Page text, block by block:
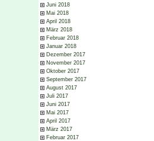
Juni 2018
Mai 2018
April 2018
März 2018
Februar 2018
Januar 2018
Dezember 2017
November 2017
Oktober 2017
September 2017
August 2017
Juli 2017
Juni 2017
Mai 2017
April 2017
März 2017
Februar 2017